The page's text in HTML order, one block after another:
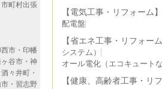
町村出張
市・印幡
谷市・神
々井町・
・習志野
【電気工事・リフォーム
配電盤
【省エネ工事・リフォー
システム）
オール電化（エコキュート
【健康、高齢者工事・リ